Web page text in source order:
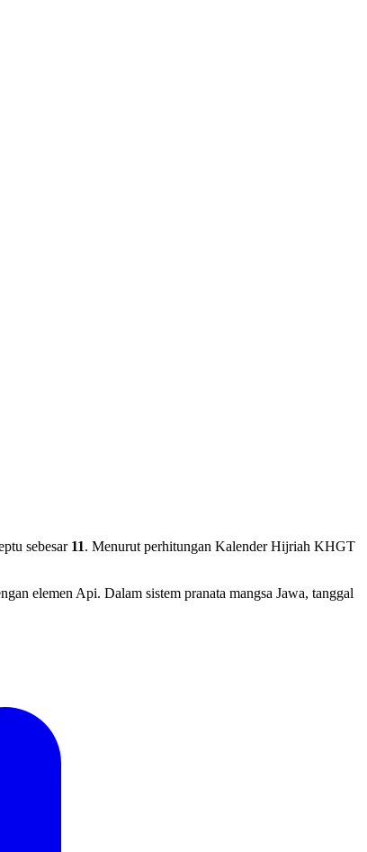
sebesar 11. Menurut perhitungan Kalender Hijriah KHGT
elemen Api. Dalam sistem pranata mangsa Jawa, tanggal